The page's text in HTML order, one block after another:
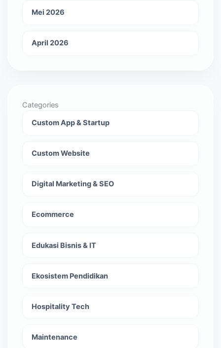
Mei 2026
April 2026
Categories
Custom App & Startup
Custom Website
Digital Marketing & SEO
Ecommerce
Edukasi Bisnis & IT
Ekosistem Pendidikan
Hospitality Tech
Maintenance